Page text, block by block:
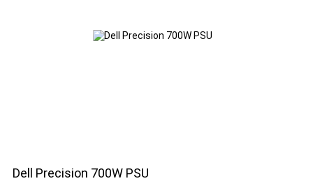
Dell Precision 700W PSU